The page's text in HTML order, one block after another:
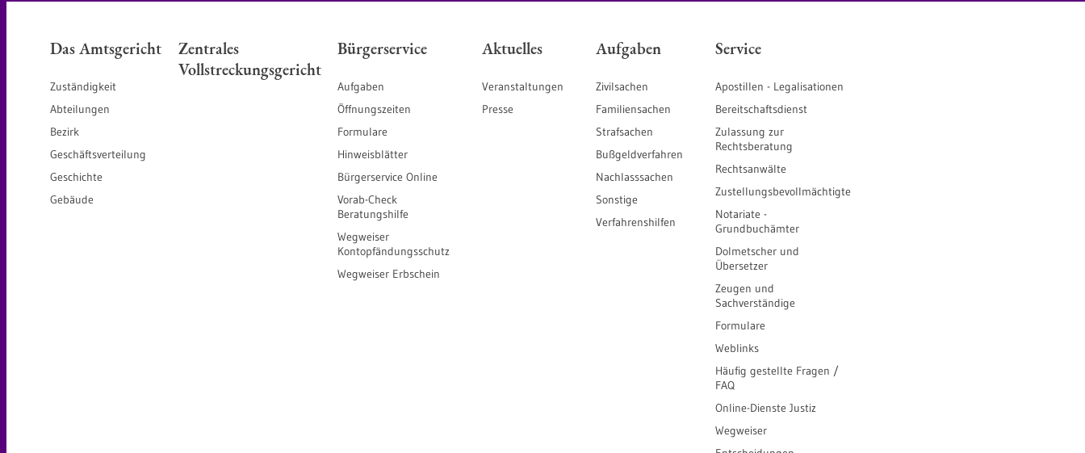
Das Amtsgericht
Zuständigkeit
Abteilungen
Bezirk
Geschäftsverteilung
Geschichte
Gebäude
Zentrales
Vollstreckungsgericht
Bürgerservice
Aufgaben
Öffnungszeiten
Formulare
Hinweisblätter
Bürgerservice Online
Vorab-Check
Beratungshilfe
Wegweiser
Kontopfändungsschutz
Wegweiser Erbschein
Aktuelles
Veranstaltungen
Presse
Aufgaben
Zivilsachen
Familiensachen
Strafsachen
Bußgeldverfahren
Nachlasssachen
Sonstige
Verfahrenshilfen
Service
Apostillen - Legalisationen
Bereitschaftsdienst
Zulassung zur
Rechtsberatung
Rechtsanwälte
Zustellungsbevollmächtigte
Notariate -
Grundbuchämter
Dolmetscher und
Übersetzer
Zeugen und
Sachverständige
Formulare
Weblinks
Häufig gestellte Fragen /
FAQ
Online-Dienste Justiz
Wegweiser